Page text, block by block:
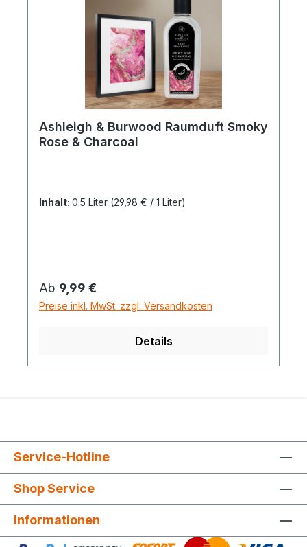
Ashleigh & Burwood Raumduft Smoky
Rose & Charcoal
Inhalt: 0.5 Liter (29,98 € / 1 Liter)
Regulärer Preis:
Ab 9,99 €
Preise inkl. MwSt. zzgl. Versandkosten
Details
Service-Hotline
Shop Service
Informationen